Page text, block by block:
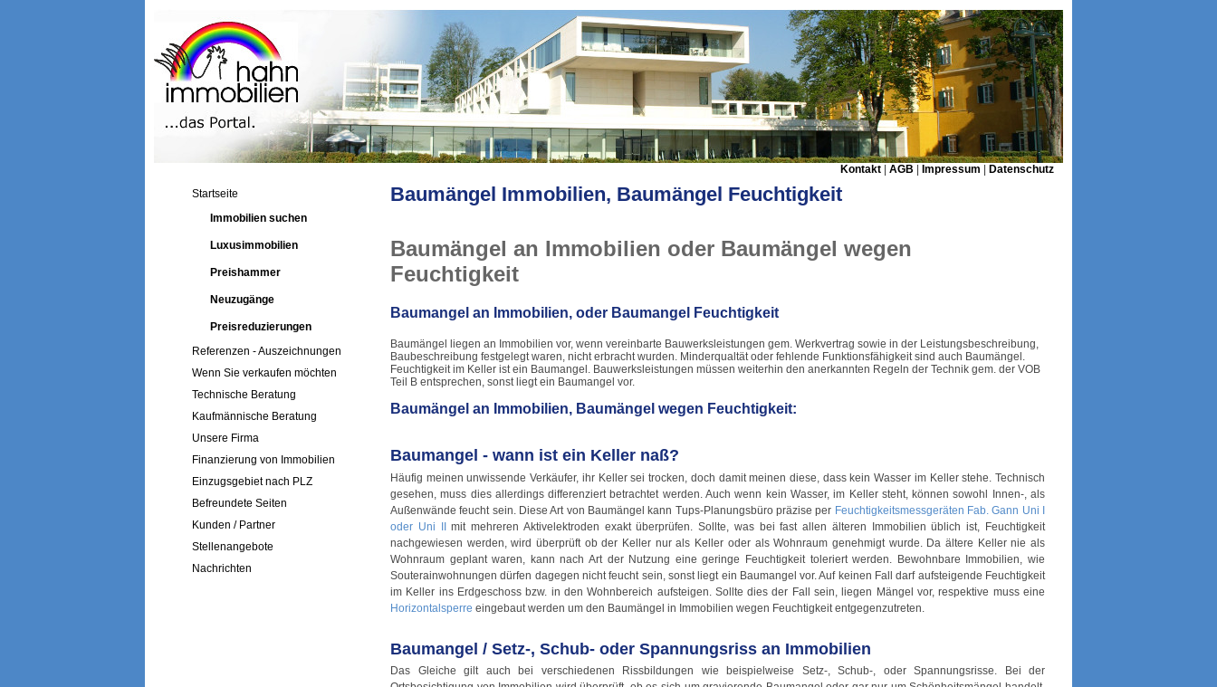
Kontakt AGB Impressum
Datenschutz
Startseite
Immobilien suchen
Luxusimmobilien
Preishammer
Neuzugänge
Preisreduzierungen
Referenzen - Auszeichnungen
Wenn Sie verkaufen möchten
Technische Beratung
Kaufmännische Beratung
Unsere Firma
Finanzierung von Immobilien
Einzugsgebiet nach PLZ
Befreundete Seiten
Kunden / Partner
Stellenangebote
Nachrichten
Baumängel Immobilien, Baumängel Feuchtigkeit
Baumängel an Immobilien oder Baumängel wegen
Feuchtigkeit
Baumangel an Immobilien, oder Baumangel Feuchtigkeit
Baumängel liegen an Immobilien vor, wenn vereinbarte Bauwerksleistungen gem. Werkvertrag sowie in der Leistungsbeschreibung,
Baubeschreibung festgelegt waren, nicht erbracht wurden. Minderqualtät oder fehlende Funktionsfähigkeit sind auch Baumängel.
Feuchtigkeit im Keller ist ein Baumangel. Bauwerksleistungen müssen weiterhin den anerkannten Regeln der Technik gem. der VOB
Teil B entsprechen, sonst liegt ein Baumangel vor.
Baumängel an Immobilien, Baumängel wegen Feuchtigkeit:
Baumangel - wann ist ein Keller naß?
Häufig meinen unwissende Verkäufer, ihr Keller sei trocken, doch damit meinen diese, dass kein Wasser im Keller stehe. Technisch
gesehen, muss dies allerdings differenziert betrachtet werden. Auch wenn kein Wasser, im Keller steht, können sowohl Innen-, als
Außenwände feucht sein. Diese Art von Baumängel kann Tups-Planungsbüro präzise per Feuchtigkeitsmessgeräten Fab. Gann Uni I
oder Uni IImit mehreren Aktivelektroden exakt überprüfen. Sollte, was bei fast allen älteren Immobilien üblich ist, Feuchtigkeit
nachgewiesen werden, wird überprüft ob der Keller nur als Keller oder als Wohnraum genehmigt wurde. Da ältere Keller nie als
Wohnraum geplant waren, kann nach Art der Nutzung eine geringe Feuchtigkeit toleriert werden. Bewohnbare Immobilien, wie
Souterainwohnungen dürfen dagegen nicht feucht sein, sonst liegt ein Baumangel vor. Auf keinen Fall darf aufsteigende Feuchtigkeit
im Keller ins Erdgeschoss bzw. in den Wohnbereich aufsteigen. Sollte dies der Fall sein, liegen Mängel vor, respektive muss eine
Horizontalsperre eingebaut werden um den Baumängel in Immobilien wegen Feuchtigkeit entgegenzutreten.
Baumangel / Setz-, Schub- oder Spannungsriss an Immobilien
Das Gleiche gilt auch bei verschiedenen Rissbildungen wie beispielweise Setz-, Schub-, oder Spannungsrisse. Bei der